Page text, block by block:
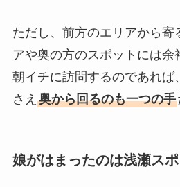
ただし、前方のエリアから寄
アや奥の方のスポットには余
朝イチに訪問するのであれば
さえ 奥から回るのも一つの手
娘がはまったのは浅瀬ス